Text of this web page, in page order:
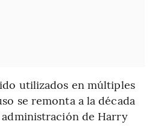
utilizados en múltiples
se remonta a la década
de Harry